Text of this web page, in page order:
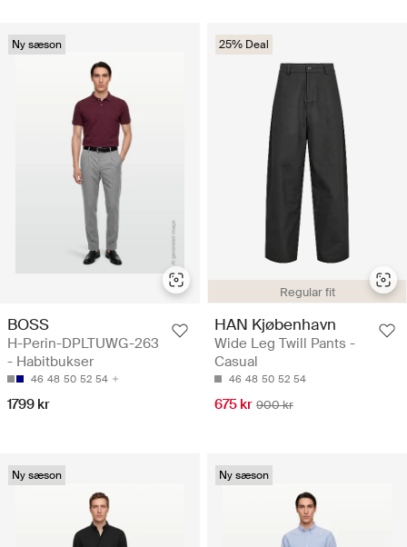
Ny sæson
BOSS
H-Perin-DPLTUWG-263
- Habitbukser
46 48 50 52 54
1799 kr
Regular fit
25% Deal
HAN Kjøbenhavn
Wide Leg Twill Pants -
Casual
46 48 50 52 54
675 kr 900 kr
Ny sæson Ny sæson